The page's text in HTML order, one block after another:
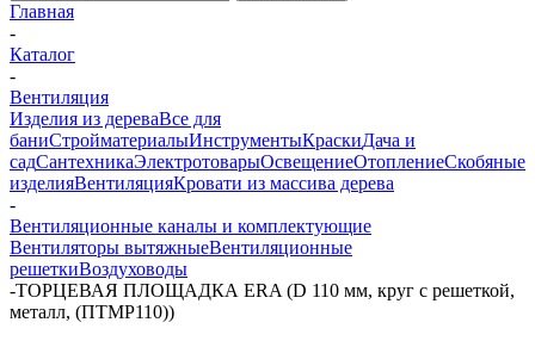
Главная
-
Каталог
-
Вентиляция
Изделия из дереваВсе для
баниСтройматериалыИнструментыКраскиДача и
садСантехникаЭлектротоварыОсвещениеОтоплениеСкобяные
изделияВентиляцияКровати из массива дерева
-
Вентиляционные каналы и комплектующие
Вентиляторы вытяжныеВентиляционные
решеткиВоздуховоды
-ТОРЦЕВАЯ ПЛОЩАДКА ERA (D 110 мм, круг с решеткой,
металл, (ПТМР110))